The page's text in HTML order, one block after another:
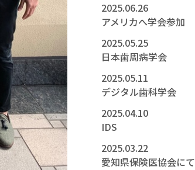
2025.06.26
アメリカへ学会参加
2025.05.25
日本歯周病学会
2025.05.11
デジタル歯科学会
2025.04.10
IDS
2025.03.22
愛知県保険医協会にて